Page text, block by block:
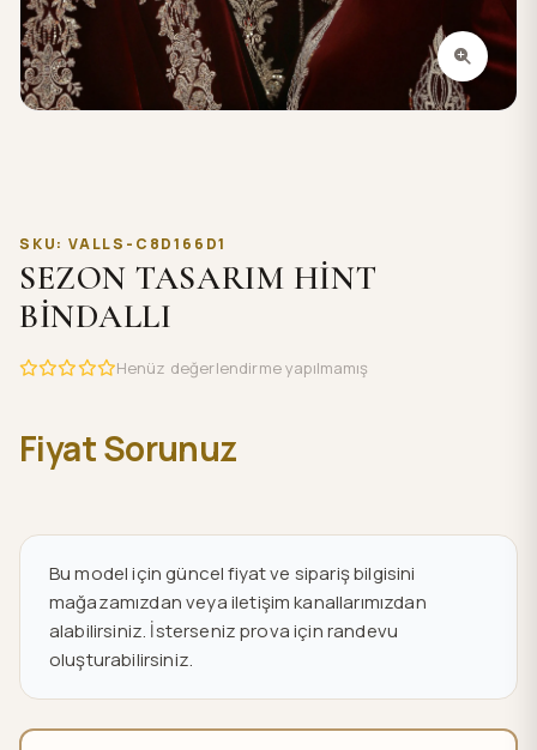
SKU: VALLS-C8D166D1
SEZON TASARIM HİNT
BİNDALLI
Henüz değerlendirme yapılmamış
Fiyat Sorunuz
Bu model için güncel fiyat ve sipariş bilgisini
mağazamızdan veya iletişim kanallarımızdan
alabilirsiniz. İsterseniz prova için randevu
oluşturabilirsiniz.